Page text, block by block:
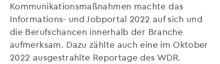
Kommunikationsmaßnahmen machte das
Informations- und Jobportal 2022 auf sich und
die Berufschancen innerhalb der Branche
aufmerksam. Dazu zählte auch eine im Oktober
2022 ausgestrahlte Reportage des WDR.